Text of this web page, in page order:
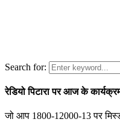
Search for:
रेडियो पिटारा पर आज के
जो आप 1800-12000-13 पर